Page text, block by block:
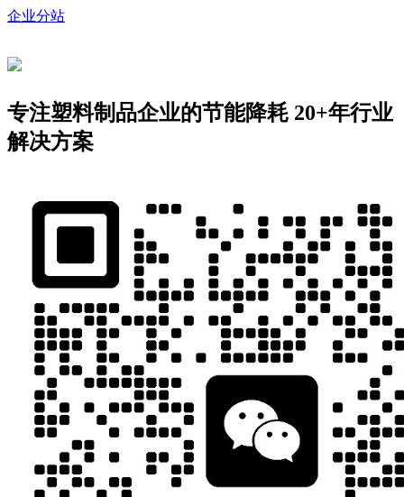
企业分站
专注塑料制品企业的节能降耗 20+年行业
解决方案